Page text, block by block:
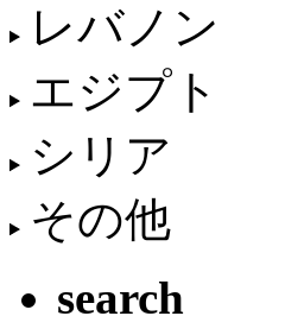
レバノン
エジプト
シリア
その他
search